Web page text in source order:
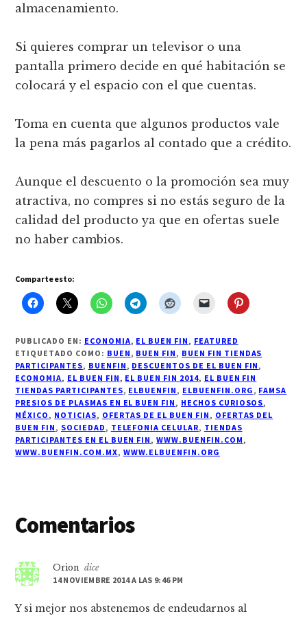
almacenamiento.
Si quieres comprar un televisor o una
pantalla primero decide en qué habitación se
colocará y el espacio con el que cuentas.
Toma en cuenta que algunos productos vale
la pena más pagarlos al contado que a crédito.
Aunque el descuento o la promoción sea muy
atractiva, no compres si no estás seguro de la
calidad del producto ya que en ofertas suele
no haber cambios.
Comparte esto:
PUBLICADO EN: ECONOMIA, EL BUEN FIN , FEATURED
ETIQUETADO COMO: BUEN , BUEN FIN , BUEN FIN TIENDAS
PARTICIPANTES, BUENFIN , DESCUENTOS DE EL BUEN FIN ,
ECONOMIA, EL BUEN FIN , EL BUEN FIN 2014, EL BUEN FIN
TIENDAS PARTICIPANTES, ELBUENFIN , ELBUENFIN.ORG , FAMSA
PRESIOS DE PLASMAS EN EL BUEN FIN , HECHOS CURIOSOS,
MÉXICO , NOTICIAS, OFERTAS DE EL BUEN FIN , OFERTAS DEL
BUEN FIN , SOCIEDAD , TELEFONIA CELULAR, TIENDAS
PARTICIPANTES EN EL BUEN FIN ,WWW.BUENFIN.COM ,
WWW.BUENFIN.COM.MX, WWW.ELBUENFIN.ORG
Interacciones
los
lectores
Comentarios
Orion dice
14 NOVIEMBRE 2014 A LAS 9:46 PM
Y si mejor nos abstenemos de endeudarnos al